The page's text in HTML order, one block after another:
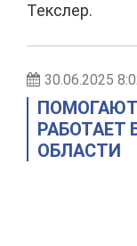
Текслер.
30.06.2025
РАБОТАЕТ
ОБЛАСТИ